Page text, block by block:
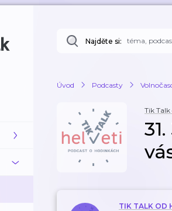
Najděte si:
Úvod Podcasty
Tik
TIK TALK OD